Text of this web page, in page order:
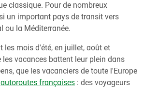
classique. Pour de nombreux
un important pays de transit vers
ou la Méditerranée.
les mois d'été, en juillet, août et
les vacances battent leur plein dans
que les vacanciers de toute l'Europe
autoroutes françaises : des voyageurs